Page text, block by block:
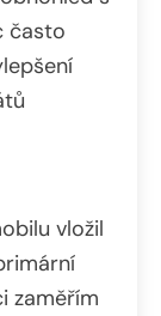
často
vložil
zaměřím